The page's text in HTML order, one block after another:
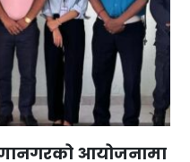
आयोजनामा